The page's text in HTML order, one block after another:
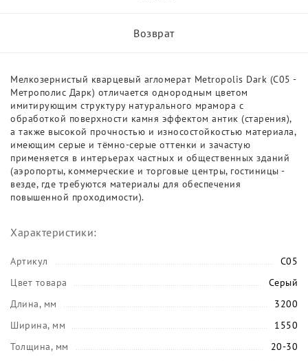
Возврат
Мелкозернистый кварцевый агломерат Metropolis Dark (C05 -
Метрополис Дарк) отличается однородным цветом
имитирующим структуру натурального мрамора с
обработкой поверхности камня эффектом антик (старения),
а также высокой прочностью и износостойкостью материала,
имеющим серые и тёмно-серые оттенки и зачастую
применяется в интерьерах частных и общественных зданий
(аэропорты, коммерческие и торговые центры, гостиницы -
везде, где требуются материалы для обеспечения
повышенной проходимости).
Характеристики:
Артикул
C05
Цвет товара
Серый
Длина, мм
3200
Ширина, мм
1550
Толщина, мм
20-30